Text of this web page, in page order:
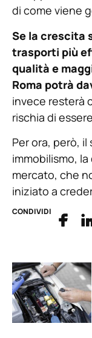
di come viene
Se la crescita
trasporti più
qualità e
Roma potrà
invece resterà
rischia di
Per ora, però,
immobilismo,
mercato, che
iniziato a
CONDIVIDI